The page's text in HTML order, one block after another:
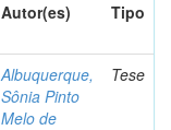
Autor(es) Tipo
Albuquerque,
Sônia Pinto
Melo de
Tese